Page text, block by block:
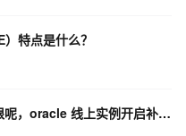
特点是什么？
cdc oracle 增量读取，需要哪些权限呢，oracle 线上实例开启补充日志后，会多出1.5